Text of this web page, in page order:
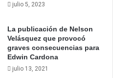
julio 5, 2023
La publicación de Nelson
Velásquez que provocó
graves consecuencias para
Edwin Cardona
julio 13, 2021